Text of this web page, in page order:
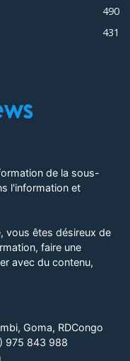
490
431
de la sous-
l'information et
vous êtes désireux de
faire une
avec du contenu,
Goma, RDCongo
975 843 988